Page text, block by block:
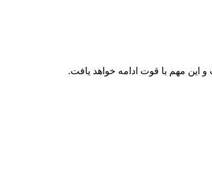
مهم با قوت ادامه‌ خواهد یافت.